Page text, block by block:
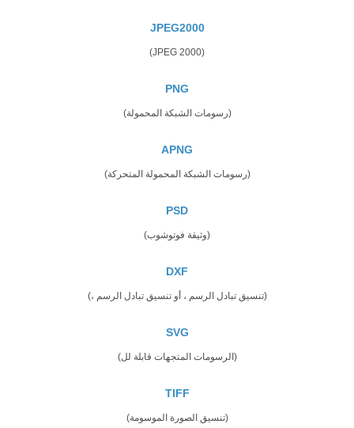
JPEG2000
(JPEG 2000)
PNG
(رسومات الشبكة المحمولة)
APNG
(رسومات الشبكة المحمولة المتحركة)
PSD
(وثيقة فوتوشوب)
DXF
(تنسيق تبادل الرسم ، أو تنسيق تبادل الرسم ،)
SVG
(الرسومات المتجهات قابلة لل)
TIFF
(تنسيق الصورة الموسومة)